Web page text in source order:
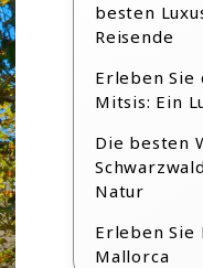
besten
Reisende
Erleben Sie
Mitsis: Ein
Die besten
Natur
Erleben Sie
Mallorca